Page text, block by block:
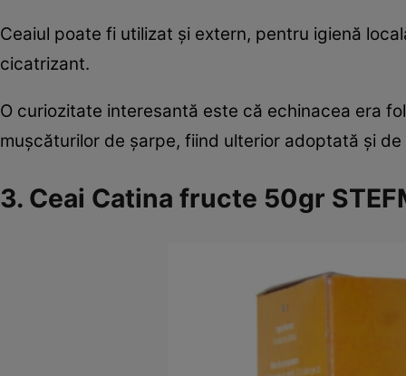
Ceaiul poate fi utilizat și extern, pentru igienă
cicatrizant.
O curiozitate interesantă este că echinacea era
mușcăturilor de șarpe, fiind ulterior adoptată și
3. Ceai Catina fructe 50gr